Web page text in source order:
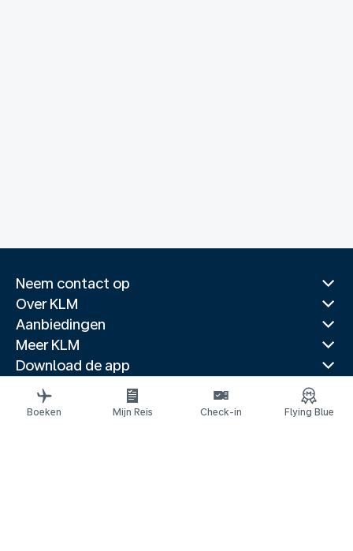
Neem contact op
Over KLM
Aanbiedingen
Meer KLM
Download de app
Gerelateerde websites
Reisgidsen
Boeken Mijn Reis Check-in Flying Blue